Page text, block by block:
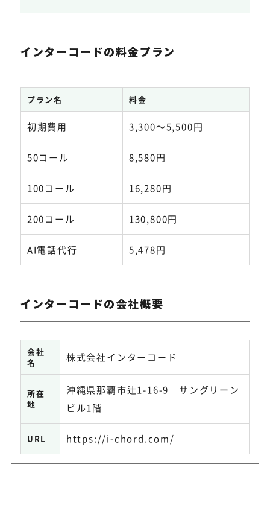
インターコードの料金プラン
プラン名 料金
初期費用 3,300～5,500円
50コール 8,580円
100コール 16,280円
200コール 130,800円
AI電話代行 5,478円
インターコードの会社概要
会社
名
株式会社インターコード
所在
地
沖縄県那覇市辻1-16-9 サングリーン
ビル1階
URL https://i-chord.com/